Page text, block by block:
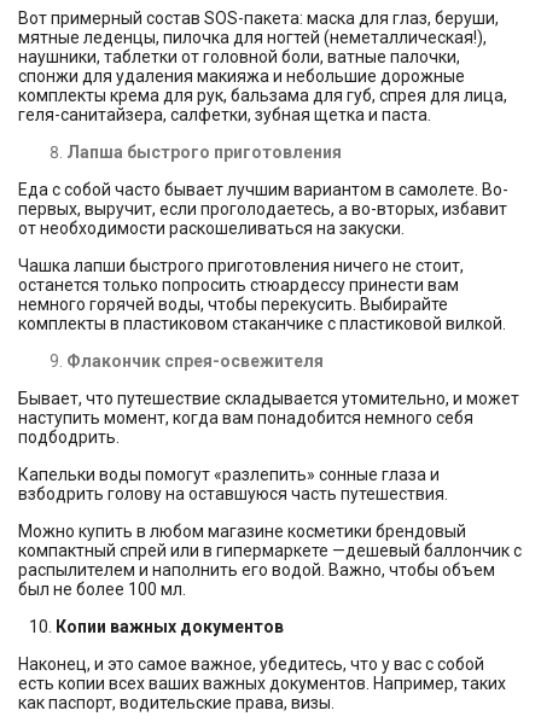
Вот примерный состав SOS-пакета: маска для глаз, беруши,
мятные леденцы, пилочка для ногтей (неметаллическая!),
наушники, таблетки от головной боли, ватные палочки,
спонжи для удаления макияжа и небольшие дорожные
комплекты крема для рук, бальзама для губ, спрея для лица,
геля-санитайзера, салфетки, зубная щетка и паста.
Лапша быстрого приготовления
Еда с собой часто бывает лучшим вариантом в самолете. Во-
первых, выручит, если проголодаетесь, а во-вторых, избавит
от необходимости раскошеливаться на закуски.
Чашка лапши быстрого приготовления ничего не стоит,
останется только попросить стюардессу принести вам
немного горячей воды, чтобы перекусить. Выбирайте
комплекты в пластиковом стаканчике с пластиковой вилкой.
Флакончик спрея-освежителя
Бывает, что путешествие складывается утомительно, и может
наступить момент, когда вам понадобится немного себя
подбодрить.
Капельки воды помогут «разлепить» сонные глаза и
взбодрить голову на оставшуюся часть путешествия.
Можно купить в любом магазине косметики брендовый
компактный спрей или в гипермаркете —дешевый баллончик с
распылителем и наполнить его водой. Важно, чтобы объем
был не более 100 мл.
10.
Копии важных документов
Наконец, и это самое важное, убедитесь, что у вас с собой
есть копии всех ваших важных документов. Например, таких
как паспорт, водительские права, визы.